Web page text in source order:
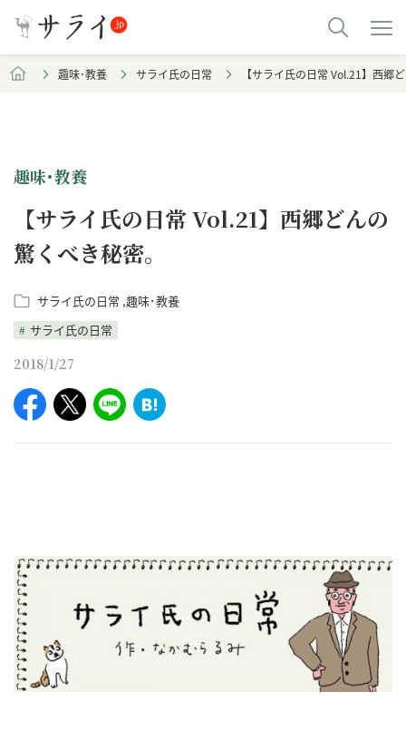
趣味･教養 サライ氏の日常 【サライ氏の日常 Vol.21】西郷
趣味･教養
【サライ氏の日常 Vol.21】西郷どんの
驚くべき秘密。
サライ氏の日常 趣味･教養
サライ氏の日常
2018/1/27